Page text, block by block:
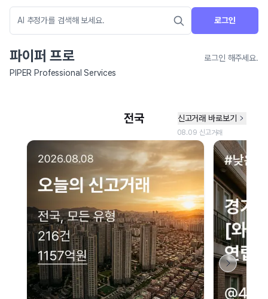
로그인
파이퍼 프로
로그인 해주세요.
PIPER Professional Services
네이버 지도 연결 안내
현재 네이버 지도 연결이 원활하지 않아 지도를 불러올 수 없습니다.
이용에 불편을 드려 죄송합니다.
다시 시도